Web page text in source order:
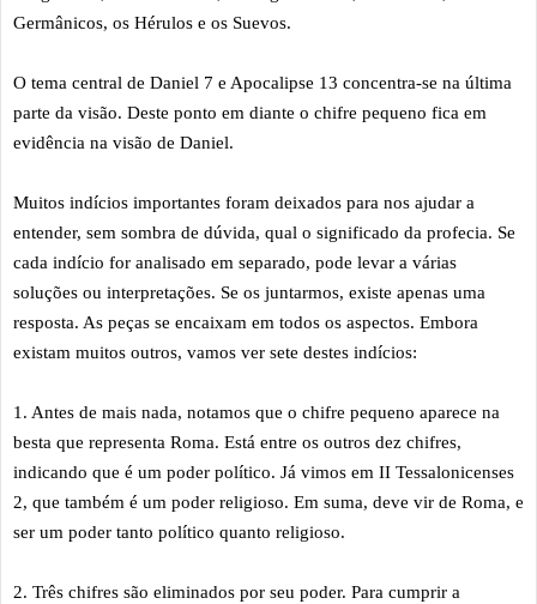
Germânicos, os Hérulos e os Suevos.
O tema central de Daniel 7 e Apocalipse 13 concentra-se na última
parte da visão. Deste ponto em diante o chifre pequeno fica em
evidência na visão de Daniel.
Muitos indícios importantes foram deixados para nos ajudar a
entender, sem sombra de dúvida, qual o significado da profecia. Se
cada indício for analisado em separado, pode levar a várias
soluções ou interpretações. Se os juntarmos, existe apenas uma
resposta. As peças se encaixam em todos os aspectos. Embora
existam muitos outros, vamos ver sete destes indícios:
1. Antes de mais nada, notamos que o chifre pequeno aparece na
besta que representa Roma. Está entre os outros dez chifres,
indicando que é um poder político. Já vimos em II Tessalonicenses
2, que também é um poder religioso. Em suma, deve vir de Roma, e
ser um poder tanto político quanto religioso.
2. Três chifres são eliminados por seu poder. Para cumprir a